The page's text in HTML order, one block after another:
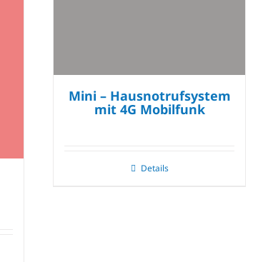
Mini – Hausnotrufsystem
mit 4G Mobilfunk
Details